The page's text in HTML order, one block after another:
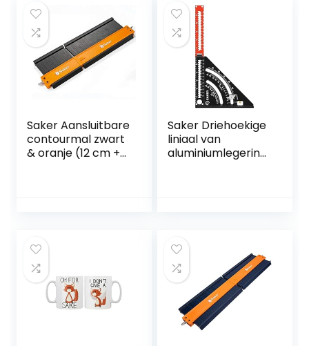
Saker Aansluitbare
contourmal zwart
& oranje (12 cm +
lassen
houtbewerking
tracing
Saker Driehoekige
liniaal van
aluminiumlegering,
lay-out-
gereedschap met
basis,
multihoekmeting,
houtbewerkingsge
reedschap